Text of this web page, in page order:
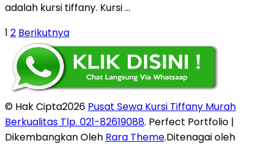
adalah kursi tiffany. Kursi …
Paginasi
pos
Halaman
1 Halaman
2 Berikutnya
© Hak Cipta2026 Pusat Sewa Kursi Tiffany Murah
Berkualitas Tlp. 021-82619088. Perfect Portfolio |
Dikembangkan Oleh Rara Theme.Ditenagai oleh